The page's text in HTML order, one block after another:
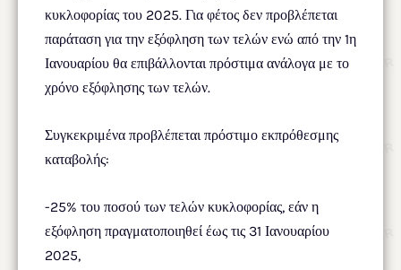
κυκλοφορίας του 2025. Για φέτος δεν προβλέπεται
παράταση για την εξόφληση των τελών ενώ από την 1η
Ιανουαρίου θα επιβάλλονται πρόστιμα ανάλογα με το
χρόνο εξόφλησης των τελών.
Συγκεκριμένα προβλέπεται πρόστιμο εκπρόθεσμης
καταβολής:
-25% του ποσού των τελών κυκλοφορίας, εάν η
εξόφληση πραγματοποιηθεί έως τις 31 Ιανουαρίου
2025,